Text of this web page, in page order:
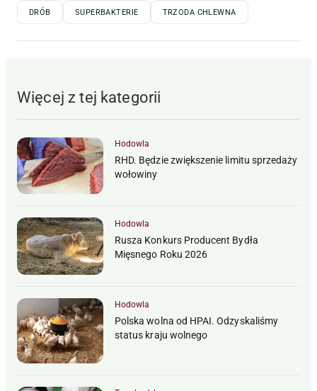
DRÓB SUPERBAKTERIE TRZODA CHLEWNA
Więcej z tej kategorii
Hodowla
RHD. Będzie zwiększenie limitu sprzedaży
wołowiny
Hodowla
Rusza Konkurs Producent Bydła
Mięsnego Roku 2026
Hodowla
Polska wolna od HPAI. Odzyskaliśmy
status kraju wolnego